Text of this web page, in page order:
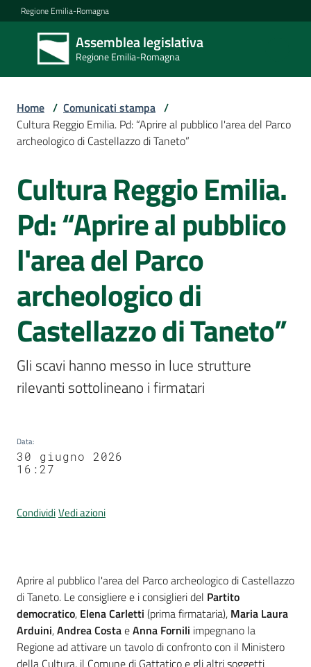
Vai al contenuto
Vai alla navigazione
Vai al footer
Regione Emilia-Romagna
Assemblea legislativa
Regione Emilia-Romagna
Assemblea
legislativa
Regione Emilia-
Assemblea
Attività
Argomenti
i
media
Menu selezionato
Per
Home / Comunicati stampa /
Cultura Reggio Emilia. Pd: “Aprire al pubblico l'area del Parco
archeologico di Castellazzo di Taneto”
Salta al contenuto
Cultura Reggio Emilia.
Pd: “Aprire al pubblico
l'area del Parco
archeologico di
Castellazzo di Taneto”
Gli scavi hanno messo in luce strutture
rilevanti sottolineano i firmatari
Data:
30 giugno 2026
16:27
CondividiVedi azioni
Contenuto
Aprire al pubblico l'area del Parco archeologico di Castellazzo
di Taneto. Le consigliere e i consiglieri del Partito
democratico, Elena Carletti (prima firmataria), Maria Laura
Arduini,Andrea CostaeAnna Fornili impegnano la
Regione ad attivare un tavolo di confronto con il Ministero
della Cultura, il Comune di Gattatico e gli altri soggetti